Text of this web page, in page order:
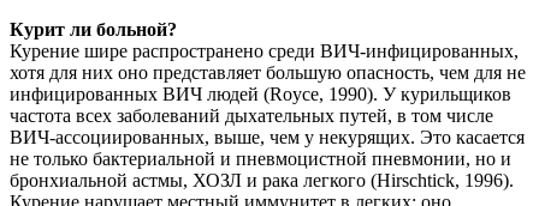
Курит ли больной?
Курение шире распространено среди ВИЧ-инфицированных,
хотя для них оно представляет бoльшую опасность, чем для не
инфицированных ВИЧ людей (Royce, 1990). У курильщиков
частота всех заболеваний дыхательных путей, в том числе
ВИЧ-ассоциированных, выше, чем у некурящих. Это касается
не только бактериальной и пневмоцистной пневмонии, но и
бронхиальной астмы, ХОЗЛ и рака легкого (Hirschtick, 1996).
Курение нарушает местный иммунитет в легких: оно